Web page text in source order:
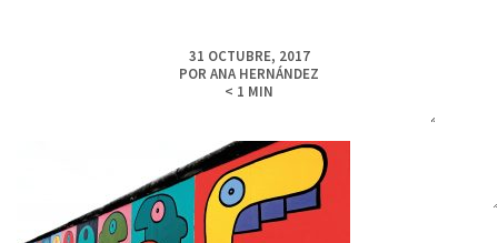
31 OCTUBRE, 2017
POR ANA HERNÁNDEZ
< 1 MIN